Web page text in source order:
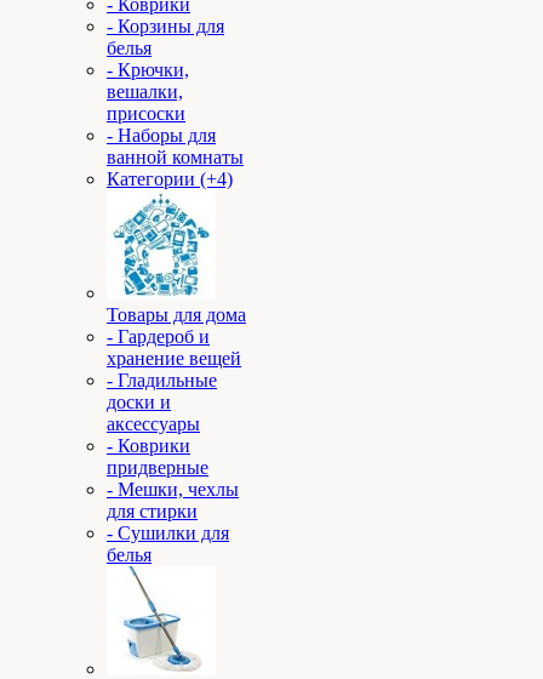
- Коврики
- Корзины для
белья
- Крючки,
вешалки,
присоски
- Наборы для
ванной комнаты
Категории (+4)
Товары для дома
- Гардероб и
хранение вещей
- Гладильные
доски и
аксессуары
- Коврики
придверные
- Мешки, чехлы
для стирки
- Сушилки для
белья